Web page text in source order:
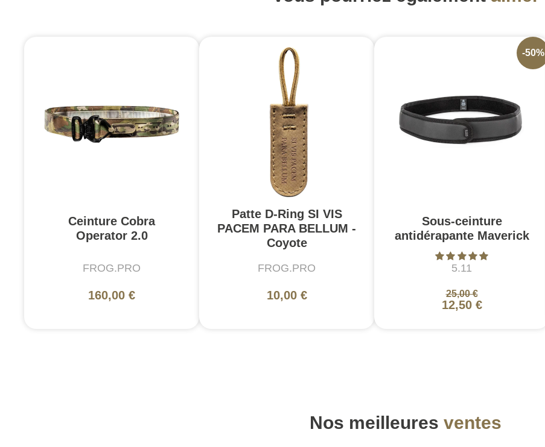
Ceinture Cobra
Operator 2.0
FROG.PRO
160,00 €
Patte D-Ring SI VIS
PACEM PARA BELLUM -
Coyote
FROG.PRO
10,00 €
Sous-ceinture
antidérapante Maverick
5.11
25,00 €
12,50 €
-50%
Nos meilleures ventes